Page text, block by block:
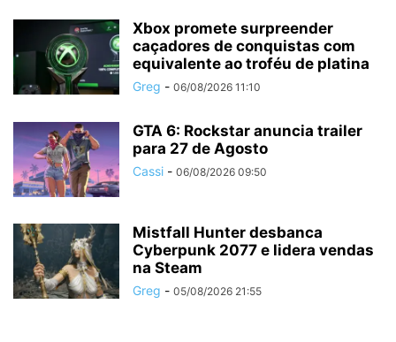
Xbox promete surpreender
caçadores de conquistas com
equivalente ao troféu de platina
Greg - 06/08/2026 11:10
GTA 6: Rockstar anuncia trailer
para 27 de Agosto
Cassi - 06/08/2026 09:50
Mistfall Hunter desbanca
Cyberpunk 2077 e lidera vendas
na Steam
Greg - 05/08/2026 21:55